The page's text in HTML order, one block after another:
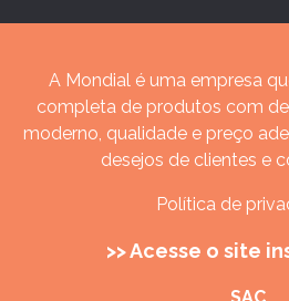
A Mondial é uma empresa
completa de produtos com
moderno, qualidade e preço
desejos de clientes e
Política de
>> Acesse o site
SAC